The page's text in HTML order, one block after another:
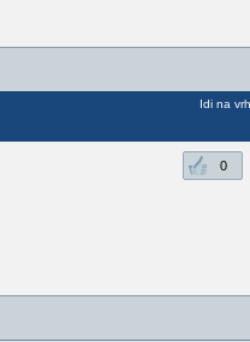
Idi na vrh
0